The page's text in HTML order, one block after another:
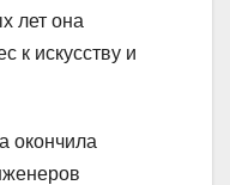
лет она
к искусству и
окончила